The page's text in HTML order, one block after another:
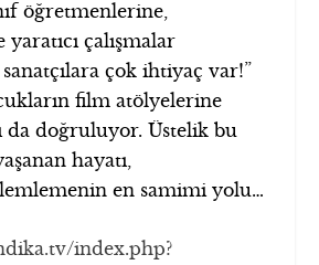
öğretmenlerine,
çalışmalar
çok ihtiyaç var!”
film atölyelerine
da doğruluyor. Üstelik bu
hayatı,
en samimi yolu…
index.php?